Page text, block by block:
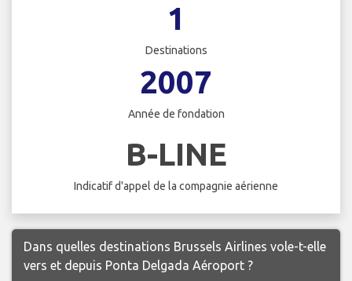
1
Destinations
2007
Année de fondation
B-LINE
Indicatif d'appel de la compagnie aérienne
Dans quelles destinations Brussels Airlines vole-t-elle
vers et depuis Ponta Delgada Aéroport ?